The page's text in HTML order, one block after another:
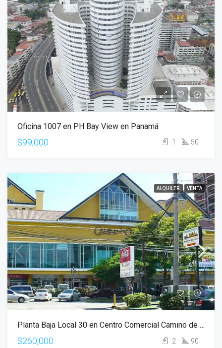
Oficina 1007 en PH Bay View en Panamá
$99,000 1 50
ALQUILER VENTA
Planta Baja Local 30 en Centro Comercial Camino de Cruces en Panamá
$260,000 2 90